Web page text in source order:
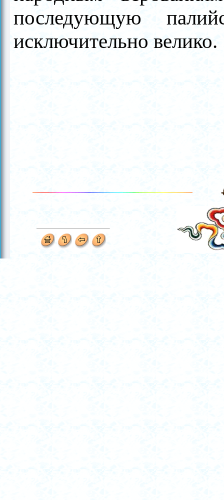
последующую
исключительно велико.